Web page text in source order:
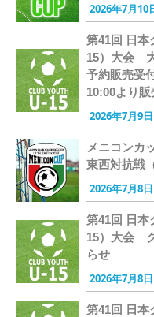
2026年7月10
第41回 日本
15）大会
予約販売受
10:00より販
2026年7月9日
メニコンカ
東西対抗戦
2026年7月8日
第41回 日本
15）大会
らせ
2026年7月8日
第41回 日本